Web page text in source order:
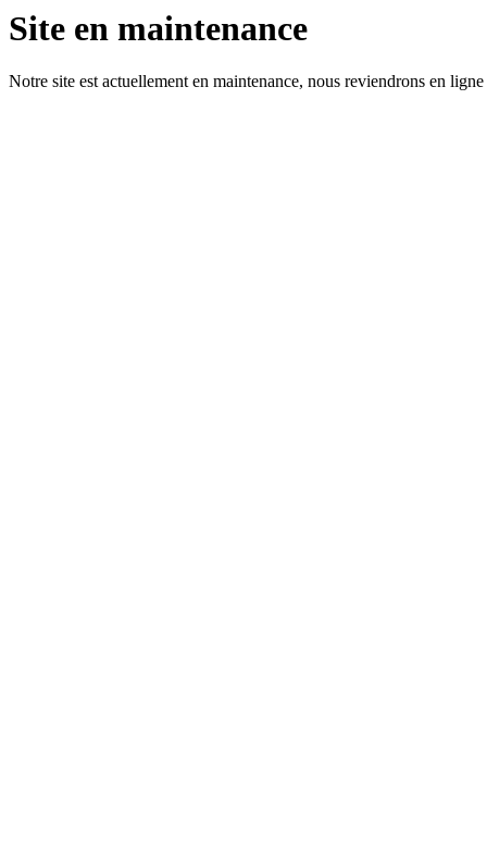
Site en maintenance
Notre site est actuellement en maintenance, nous reviendrons en